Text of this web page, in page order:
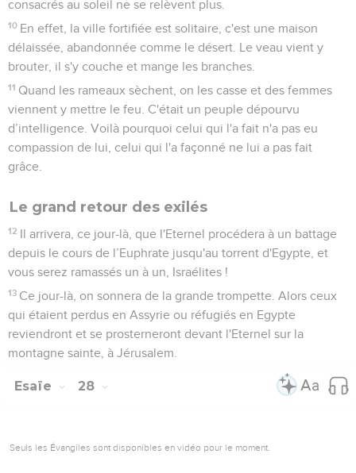
consacrés au soleil ne se relèvent plus.
10 En effet, la ville fortifiée est solitaire, c'est une maison
délaissée, abandonnée comme le désert. Le veau vient y
brouter, il s'y couche et mange les branches.
11 Quand les rameaux sèchent, on les casse et des femmes
viennent y mettre le feu. C'était un peuple dépourvu
d’intelligence. Voilà pourquoi celui qui l'a fait n'a pas eu
compassion de lui, celui qui l'a façonné ne lui a pas fait
grâce.
Le grand retour des exilés
12 Il arrivera, ce jour-là, que l'Eternel procédera à un battage
depuis le cours de l’Euphrate jusqu'au torrent d'Egypte, et
vous serez ramassés un à un, Israélites !
13 Ce jour-là, on sonnera de la grande trompette. Alors ceux
qui étaient perdus en Assyrie ou réfugiés en Egypte
reviendront et se prosterneront devant l'Eternel sur la
montagne sainte, à Jérusalem.
Esaïe 28
Seuls les Évangiles sont disponibles en vidéo pour le moment.